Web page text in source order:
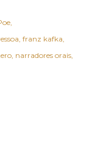
franz kafka
narradores orais